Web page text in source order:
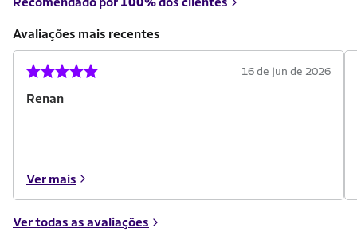
Avaliações mais recentes
Renan
16 de jun de 2026
Ver mais
Ver todas as avaliações